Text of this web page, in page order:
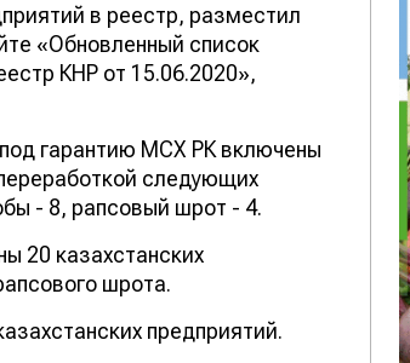
в реестр, разместил
«Обновленный список
КНР от 15.06.2020»,
гарантию МСХ РК включены
следующих
- 8, рапсовый шрот - 4.
20 казахстанских
шрота.
предприятий.